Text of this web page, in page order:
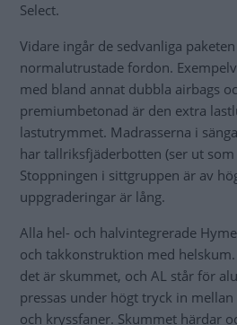
Select.
Vidare ingår de sedvanliga
normalutrustade fordon.
med bland annat dubbla airbags
premiumbetonad är den extra
lastutrymmet. Madrasserna i
har tallriksfjäderbotten (ser ut
Stoppningen i sittgruppen är av
uppgraderingar är lång.
Alla hel- och halvintegrerade
och takkonstruktion med
det är skummet, och AL står för
pressas under högt tryck in
och kryssfaner. Skummet härdar